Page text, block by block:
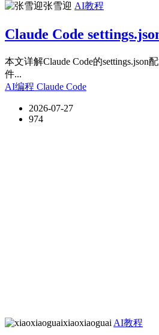
张雪迎 AI教程
Claude Code
本文详解Claude Code的settings.json
件...
AI编程 Claude Code
2026-07-27
974
xiaoxiaoguai AI教程